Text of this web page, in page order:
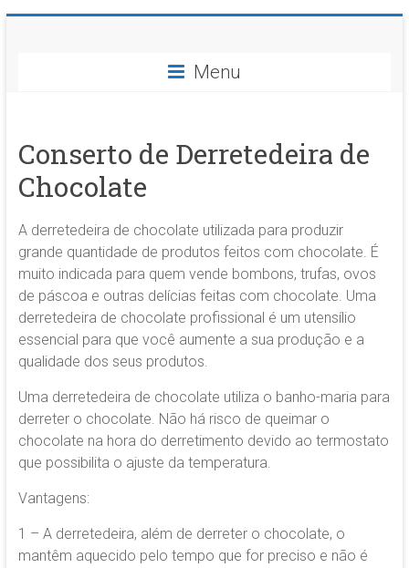
Conserto
e
Técnica
em
Balanças
Digitais
e
Analógicas
Menu
Conserto de Derretedeira de
Chocolate
A derretedeira de chocolate utilizada para produzir
grande quantidade de produtos feitos com chocolate. É
muito indicada para quem vende bombons, trufas, ovos
de páscoa e outras delícias feitas com chocolate. Uma
derretedeira de chocolate profissional é um utensílio
essencial para que você aumente a sua produção e a
qualidade dos seus produtos.
Uma derretedeira de chocolate utiliza o banho-maria para
derreter o chocolate. Não há risco de queimar o
chocolate na hora do derretimento devido ao termostato
que possibilita o ajuste da temperatura.
Vantagens:
1 – A derretedeira, além de derreter o chocolate, o
mantêm aquecido pelo tempo que for preciso e não é